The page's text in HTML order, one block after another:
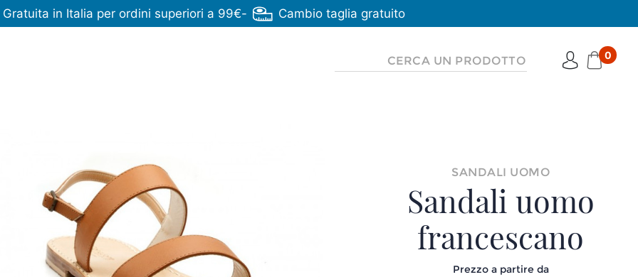
Gratuita in Italia per ordini superiori a 99€- Cambio taglia gratuito
0
SANDALI UOMO
Sandali uomo
francescano
Prezzo a partire da